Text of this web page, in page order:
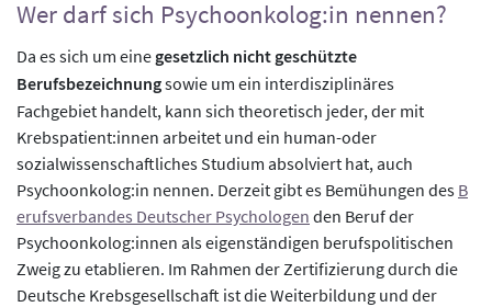
Wer darf sich Psychoonkolog:in nennen?
Da es sich um eine gesetzlich nicht geschützte
Berufsbezeichnungsowie um ein interdisziplinäres
Fachgebiet handelt, kann sich theoretisch jeder, der mit
Krebspatient:innen arbeitet und ein human-oder
sozialwissenschaftliches Studium absolviert hat, auch
Psychoonkolog:in nennen. Derzeit gibt es Bemühungen des B
erufsverbandes Deutscher Psychologen den Beruf der
Psychoonkolog:innen als eigenständigen berufspolitischen
Zweig zu etablieren. Im Rahmen der Zertifizierung durch die
Deutsche Krebsgesellschaft ist die Weiterbildung und der